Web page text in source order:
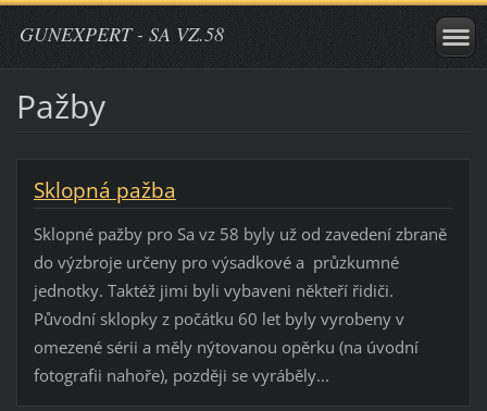
GUNEXPERT - SA VZ.58
Pažby
Sklopná pažba
Sklopné pažby pro Sa vz 58 byly už od zavedení zbraně
do výzbroje určeny pro výsadkové a průzkumné
jednotky. Taktéž jimi byli vybaveni někteří řidiči.
Původní sklopky z počátku 60 let byly vyrobeny v
omezené sérii a měly nýtovanou opěrku (na úvodní
fotografii nahoře), později se vyráběly...